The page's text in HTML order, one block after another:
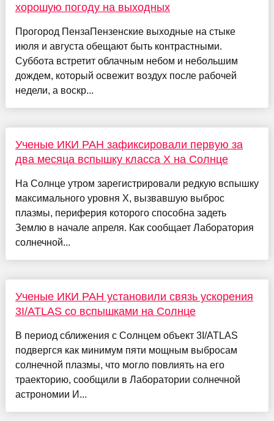
хорошую погоду на выходных
Прогород ПензаПензенские выходные на стыке
июля и августа обещают быть контрастными.
Суббота встретит облачным небом и небольшим
дождем, который освежит воздух после рабочей
недели, а воскр...
Ученые ИКИ РАН зафиксировали первую за
два месяца вспышку класса X на Солнце
На Солнце утром зарегистрировали редкую вспышку
максимального уровня X, вызвавшую выброс
плазмы, периферия которого способна задеть
Землю в начале апреля. Как сообщает Лаборатория
солнечной...
Ученые ИКИ РАН установили связь ускорения
3I/ATLAS со вспышками на Солнце
В период сближения с Солнцем объект 3I/ATLAS
подвергся как минимум пяти мощным выбросам
солнечной плазмы, что могло повлиять на его
траекторию, сообщили в Лаборатории солнечной
астрономии И...